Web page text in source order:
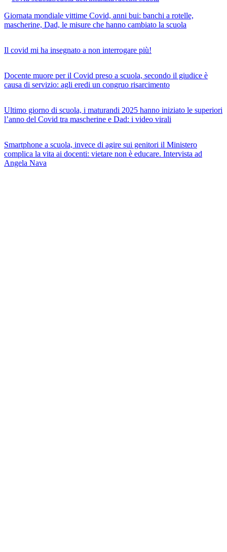
Giornata mondiale vittime Covid, anni bui: banchi a rotelle,
mascherine, Dad, le misure che hanno cambiato la scuola
Il covid mi ha insegnato a non interrogare più!
Docente muore per il Covid preso a scuola, secondo il giudice è
causa di servizio: agli eredi un congruo risarcimento
Ultimo giorno di scuola, i maturandi 2025 hanno iniziato le superiori
l’anno del Covid tra mascherine e Dad: i video virali
Smartphone a scuola, invece di agire sui genitori il Ministero
complica la vita ai docenti: vietare non è educare. Intervista ad
Angela Nava